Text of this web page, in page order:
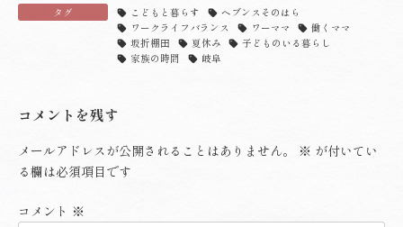
タグ こどもと暮らす
ヘブンスそのはら
ワークライフバランス
ワーママ
働くママ
坂折棚田
夏休み
子どものいる暮らし
家族の時間
岐阜
コメントを残す
メールアドレスが公開されることはありません。 ※ が付いてい
る欄は必須項目です
コメント ※